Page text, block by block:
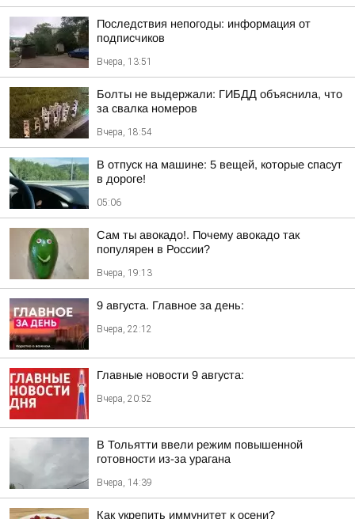
Последствия непогоды: информация от
подписчиков
Вчера, 13:51
Болты не выдержали: ГИБДД объяснила, что
за свалка номеров
Вчера, 18:54
В отпуск на машине: 5 вещей, которые спасут
в дороге!
05:06
Сам ты авокадо!. Почему авокадо так
популярен в России?
Вчера, 19:13
9 августа. Главное за день:
Вчера, 22:12
Главные новости 9 августа:
Вчера, 20:52
В Тольятти ввели режим повышенной
готовности из-за урагана
Вчера, 14:39
Как укрепить иммунитет к осени?